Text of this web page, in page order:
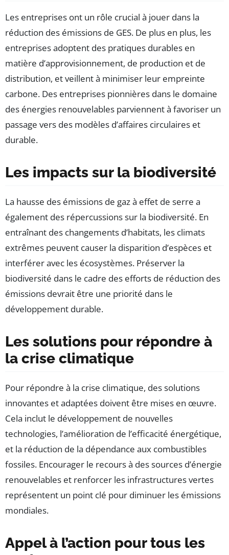
Les entreprises ont un rôle crucial à jouer dans la
réduction des émissions de GES. De plus en plus, les
entreprises adoptent des pratiques durables en
matière d’approvisionnement, de production et de
distribution, et veillent à minimiser leur empreinte
carbone. Des entreprises pionnières dans le domaine
des énergies renouvelables parviennent à favoriser un
passage vers des modèles d’affaires circulaires et
durable.
Les impacts sur la biodiversité
La hausse des émissions de gaz à effet de serre a
également des répercussions sur la biodiversité. En
entraînant des changements d’habitats, les climats
extrêmes peuvent causer la disparition d’espèces et
interférer avec les écosystèmes. Préserver la
biodiversité dans le cadre des efforts de réduction des
émissions devrait être une priorité dans le
développement durable.
Les solutions pour répondre à
la crise climatique
Pour répondre à la crise climatique, des solutions
innovantes et adaptées doivent être mises en œuvre.
Cela inclut le développement de nouvelles
technologies, l’amélioration de l’efficacité énergétique,
et la réduction de la dépendance aux combustibles
fossiles. Encourager le recours à des sources d’énergie
renouvelables et renforcer les infrastructures vertes
représentent un point clé pour diminuer les émissions
mondiales.
Appel à l’action pour tous les